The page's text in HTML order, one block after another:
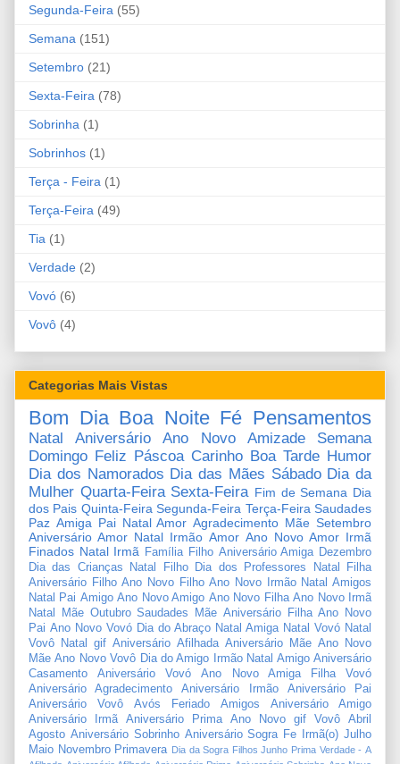
Segunda-Feira (55)
Semana (151)
Setembro (21)
Sexta-Feira (78)
Sobrinha (1)
Sobrinhos (1)
Terça - Feira (1)
Terça-Feira (49)
Tia (1)
Verdade (2)
Vovó (6)
Vovô (4)
Categorias Mais Vistas
Bom Dia Boa Noite Fé Pensamentos
Natal Aniversário Ano Novo Amizade
Semana
Domingo Feliz Páscoa Carinho Boa Tarde Humor
Dia dos Namorados Dia das Mães Sábado Dia da
Mulher Quarta-Feira Sexta-Feira Fim de Semana Dia
dos Pais Quinta-Feira Segunda-Feira Terça-Feira Saudades
Paz Amiga Pai Natal Amor Agradecimento Mãe Setembro
Aniversário Amor Natal Irmão Amor Ano Novo Amor Irmã
Finados Natal Irmã Família Filho Aniversário Amiga Dezembro
Dia das Crianças
Natal Filho Dia dos Professores
Natal Filha
Aniversário Filho Ano Novo Filho Ano Novo Irmão Natal Amigos
Natal Pai Amigo Ano Novo Amigo Ano Novo Filha Ano Novo Irmã
Natal Mãe Outubro Saudades Mãe Aniversário Filha Ano Novo
Pai Ano Novo Vovó Dia do Abraço Natal Amiga Natal Vovó Natal
Vovô
Natal gif Aniversário Afilhada Aniversário Mãe Ano Novo
Mãe Ano Novo Vovô Dia do Amigo Irmão Natal Amigo Aniversário
Casamento
Aniversário Vovó Ano Novo Amiga Filha
Vovó
Aniversário Agradecimento
Aniversário Irmão
Aniversário Pai
Aniversário Vovô
Avós Feriado Amigos
Aniversário Amigo
Aniversário Irmã
Aniversário Prima Ano Novo gif Vovô
Abril
Agosto Aniversário Sobrinho Aniversário Sogra Fe Irmã(o) Julho
Maio Novembro Primavera Dia da Sogra Filhos Junho Prima Verdade - A